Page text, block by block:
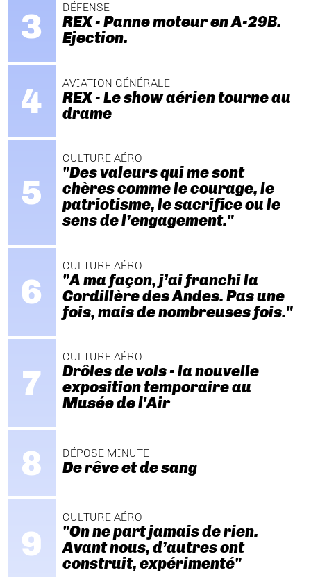
DÉFENSE
REX - Panne moteur en A-29B.
Ejection.
AVIATION GÉNÉRALE
REX - Le show aérien tourne au
drame
CULTURE AÉRO
"Des valeurs qui me sont
chères comme le courage, le
patriotisme, le sacrifice ou le
sens de l’engagement."
CULTURE AÉRO
"A ma façon, j’ai franchi la
Cordillère des Andes. Pas une
fois, mais de nombreuses fois."
CULTURE AÉRO
Drôles de vols - la nouvelle
exposition temporaire au
Musée de l'Air
DÉPOSE MINUTE
De rêve et de sang
CULTURE AÉRO
"On ne part jamais de rien.
Avant nous, d’autres ont
construit, expérimenté"